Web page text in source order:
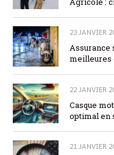
23 JANVIER
Assurance
meilleures
22 JANVIER
Casque
optimal en
21 JANVIER